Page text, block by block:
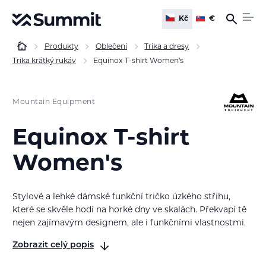
Kč €
Produkty Oblečení
Trika a dresy
Trika krátký rukáv
Equinox T-shirt Women's
Mountain Equipment
Equinox T-shirt
Women's
Stylové a lehké dámské funkční tričko úzkého střihu,
které se skvěle hodí na horké dny ve skalách. Překvapí tě
nejen zajímavým designem, ale i funkčními vlastnostmi.
Zobrazit celý popis